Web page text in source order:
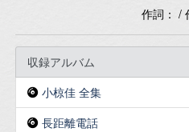
作詞： /
収録アルバム
小椋佳 全集
長距離電話